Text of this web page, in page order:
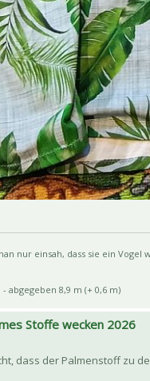
nur einsah, dass sie ein Vogel
abgegeben 8,9 m (+ 0,6 m)
Stoffe wecken 2026
dass der Palmenstoff zu